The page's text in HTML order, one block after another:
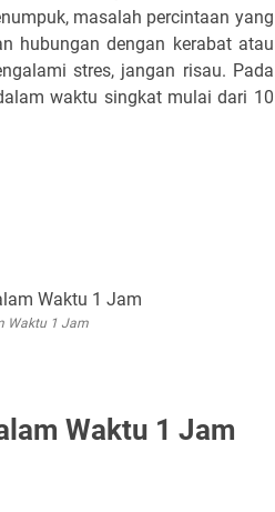
masalah percintaan yang
hubungan dengan kerabat atau
stres, jangan risau. Pada
waktu singkat mulai dari 10
Waktu 1 Jam
Waktu 1 Jam